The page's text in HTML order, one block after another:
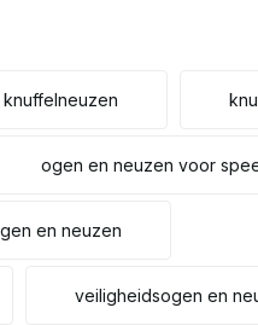
knuffelneuzen
ogen en neuzen voor
en neuzen
veiligheidsogen en